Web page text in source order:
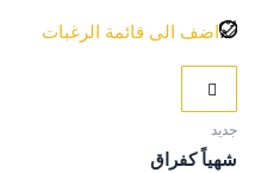
اضف الى قائمة الرغبات
جديد
شهياً كفراق